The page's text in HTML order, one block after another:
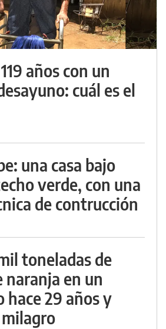
años con un
cuál es el
una casa bajo
verde, con una
de contrucción
toneladas de
naranja en un
hace 29 años y